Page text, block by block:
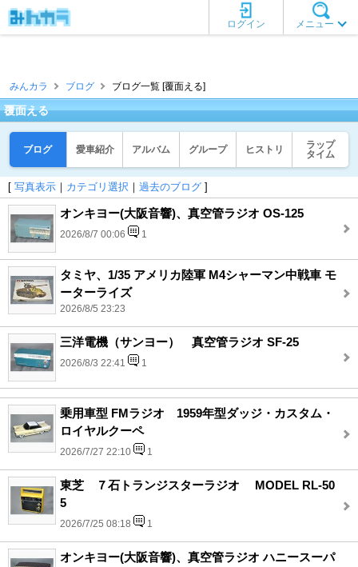
メニュー
ログイン
みんカラ ブログ ブログ一覧 [覆面える]
覆面える
ブログ 愛車紹介 アルバム グループ ヒストリ
ラップ
タイム
[ 写真表示 ｜ カテゴリ選択 ｜ 過去のブログ ]
オンキヨー(大阪音響)、真空管ラジオ OS-125
2026/8/7 00:06 1
タミヤ、1/35 アメリカ陸軍 M4シャーマン中戦車 モ
ーターライズ
2026/8/5 23:23
三洋電機（サンヨー） 真空管ラジオ SF-25
2026/8/3 22:41 1
乗用車型 FMラジオ 1959年型ダッジ・カスタム・
ロイヤルクーペ
2026/7/27 22:10 1
東芝 ７石トランジスターラジオ MODEL RL-50
5
2026/7/25 08:18 1
オンキヨー(大阪音響)、真空管ラジオ ハニースーパ